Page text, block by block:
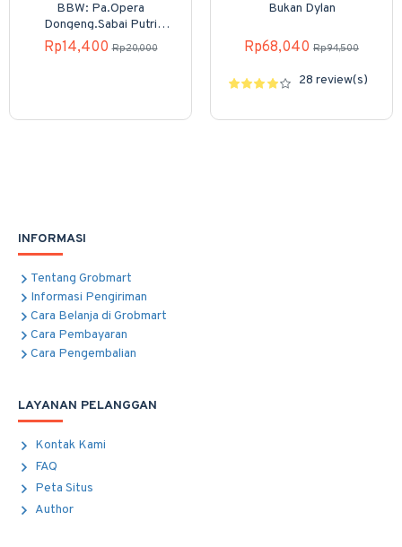
BBW: Pa.Opera
Dongeng.Sabai Putri
Pemberani (Boardbook)
Rp14,400 Rp20,000
Bukan Dylan
Rp68,040 Rp94,500
28 review(s)
INFORMASI
Tentang Grobmart
Informasi Pengiriman
Cara Belanja di Grobmart
Cara Pembayaran
Cara Pengembalian
LAYANAN PELANGGAN
Kontak Kami
FAQ
Peta Situs
Author